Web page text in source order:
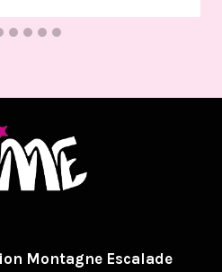
Montagne Escalade